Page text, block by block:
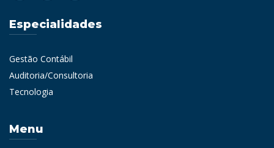
Especialidades
Gestão Contábil
Auditoria/Consultoria
Tecnologia
Menu